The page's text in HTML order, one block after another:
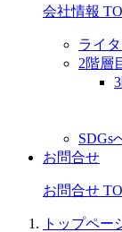
会社情報
ライ
2階層
SDGs
お問合せ
お問合せ
トップペー